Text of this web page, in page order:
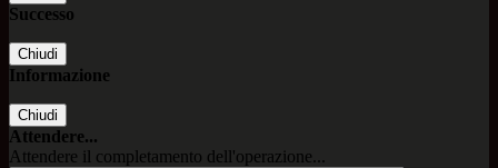
Successo
Chiudi
Informazione
Chiudi
Attendere...
Attendere il completamento dell'operazione...